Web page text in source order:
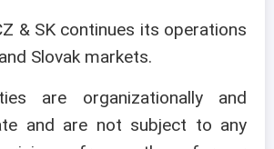
& SK continues its operations
Slovak markets.
are organizationally and
and are not subject to any